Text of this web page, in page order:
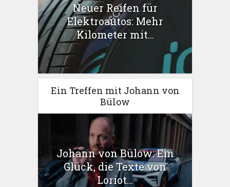
Neuer Reifen für
Elektroautos: Mehr
Kilometer mit...
Ein Treffen mit Johann von
Bülow
Johann von Bülow: Ein
Glück, die Texte von
Loriot...